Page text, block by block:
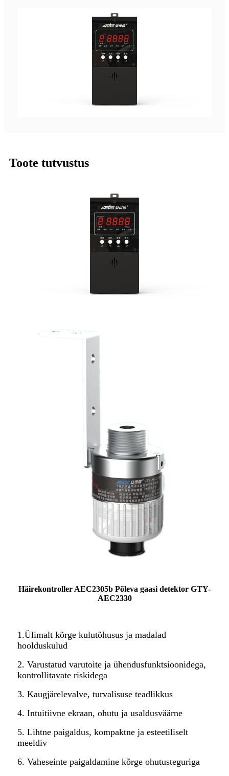
Toote tutvustus
Häirekontroller AEC2305b Põleva gaasi detektor GTY-
AEC2330
1.Ülimalt kõrge kulutõhusus ja madalad
hoolduskulud
2. Varustatud varutoite ja ühendusfunktsioonidega,
kontrollitavate riskidega
3. Kaugjärelevalve, turvalisuse teadlikkus
4. Intuitiivne ekraan, ohutu ja usaldusväärne
5. Lihtne paigaldus, kompaktne ja esteetiliselt
meeldiv
6. Vaheseinte paigaldamine kõrge ohutusteguriga